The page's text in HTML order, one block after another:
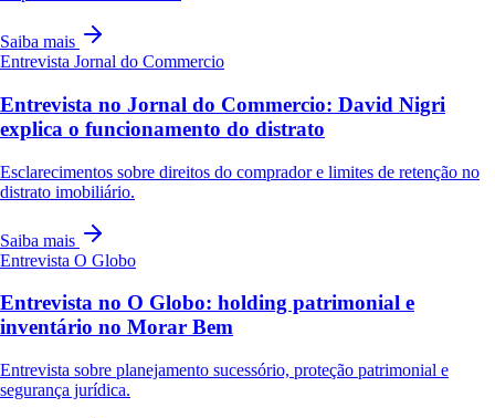
Saiba mais
Entrevista Jornal do Commercio
Entrevista no Jornal do Commercio: David Nigri
explica o funcionamento do distrato
Esclarecimentos sobre direitos do comprador e limites de retenção no
distrato imobiliário.
Saiba mais
Entrevista O Globo
Entrevista no O Globo: holding patrimonial e
inventário no Morar Bem
Entrevista sobre planejamento sucessório, proteção patrimonial e
segurança jurídica.